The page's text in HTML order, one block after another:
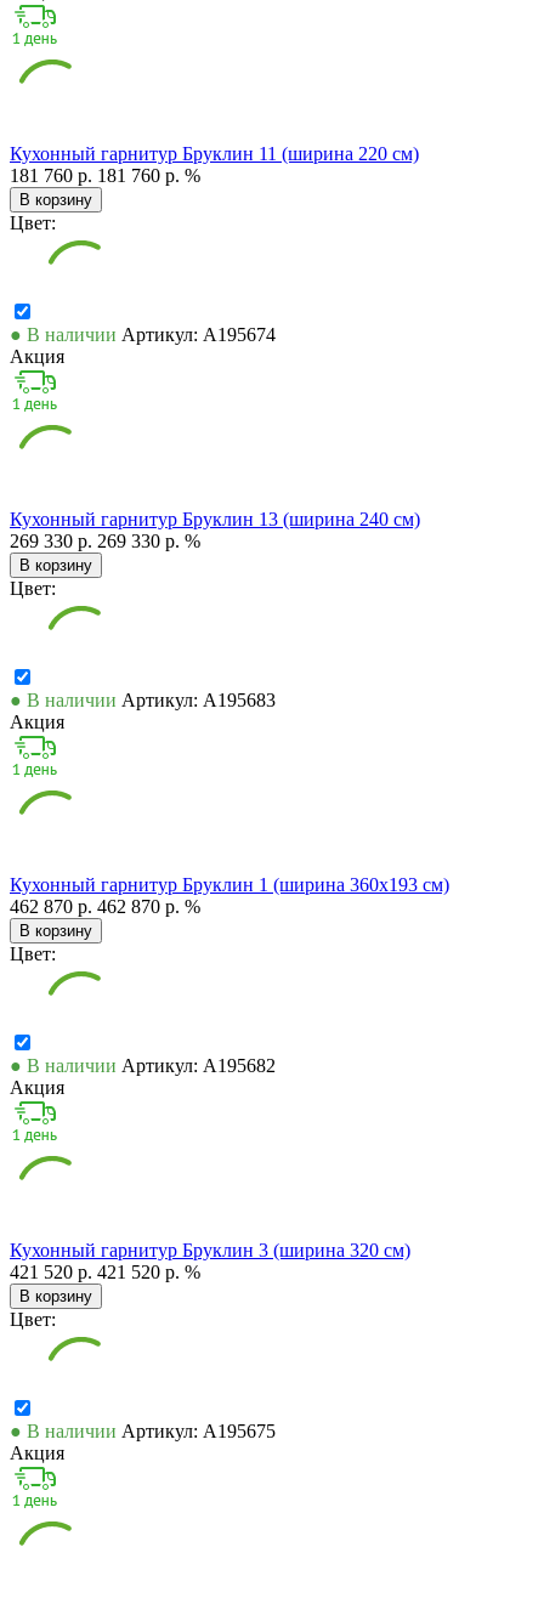
Кухонный гарнитур Бруклин 11 (ширина 220 см)
181 760 р. 181 760 р. %
В корзину
Цвет:
● В наличии Артикул: А195674
Акция
Кухонный гарнитур Бруклин 13 (ширина 240 см)
269 330 р. 269 330 р. %
В корзину
Цвет:
● В наличии Артикул: А195683
Акция
Кухонный гарнитур Бруклин 1 (ширина 360х193 см)
462 870 р. 462 870 р. %
В корзину
Цвет:
● В наличии Артикул: А195682
Акция
Кухонный гарнитур Бруклин 3 (ширина 320 см)
421 520 р. 421 520 р. %
В корзину
Цвет:
● В наличии Артикул: А195675
Акция